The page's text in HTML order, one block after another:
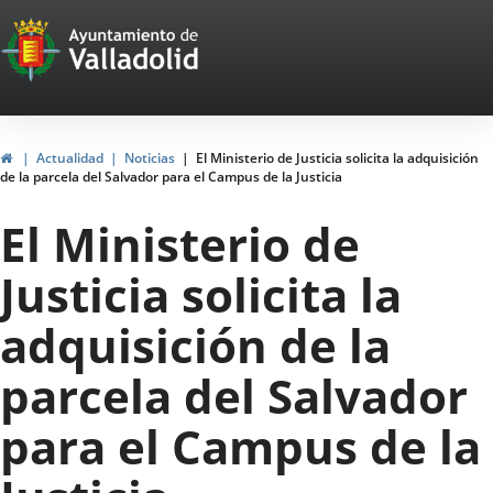
Portal
Web
del
Ayuntamiento
de
Valladolid
InicioActualidad Noticias
El Ministerio de Justicia solicita la adquisición
de la parcela del Salvador para el Campus de la Justicia
El Ministerio de
Justicia solicita la
adquisición de la
parcela del Salvador
para el Campus de la